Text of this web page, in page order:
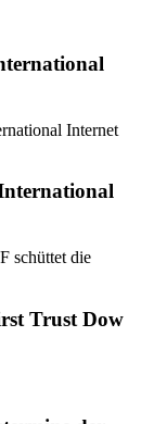
Internet
schüttet die
Trust Dow